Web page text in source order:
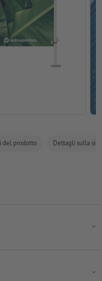
del prodotto Dettagli sulla